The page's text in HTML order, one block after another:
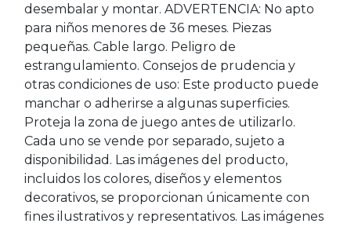
desembalar y montar. ADVERTENCIA: No apto
para niños menores de 36 meses. Piezas
pequeñas. Cable largo. Peligro de
estrangulamiento. Consejos de prudencia y
otras condiciones de uso: Este producto puede
manchar o adherirse a algunas superficies.
Proteja la zona de juego antes de utilizarlo.
Cada uno se vende por separado, sujeto a
disponibilidad. Las imágenes del producto,
incluidos los colores, diseños y elementos
decorativos, se proporcionan únicamente con
fines ilustrativos y representativos. Las imágenes